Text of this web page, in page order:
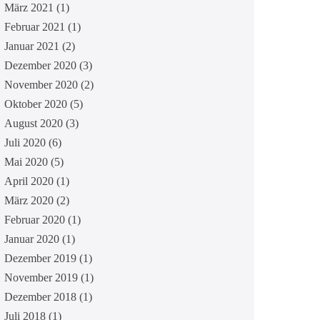
März 2021 (1)
Februar 2021 (1)
Januar 2021 (2)
Dezember 2020(3)
November 2020(2)
Oktober 2020(5)
August 2020(3)
Juli 2020(6)
Mai 2020(5)
April 2020(1)
März 2020(2)
Februar 2020(1)
Januar 2020(1)
Dezember 2019(1)
November 2019(1)
Dezember 2018(1)
Juli 2018(1)